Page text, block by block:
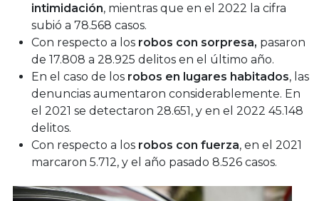
intimidación, mientras que en el 2022 la cifra
subió a 78.568 casos.
Con respecto a los robos con sorpresa, pasaron
de 17.808 a 28.925 delitos en el último año.
En el caso de los robos en lugares habitados, las
denuncias aumentaron considerablemente. En
el 2021 se detectaron 28.651, y en el 2022 45.148
delitos.
Con respecto a los robos con fuerza, en el 2021
marcaron 5.712, y el año pasado 8.526 casos.